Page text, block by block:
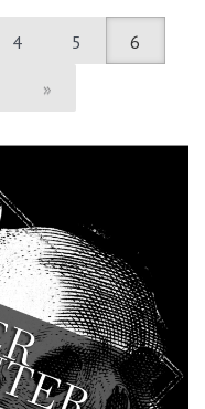
4 5 6
»